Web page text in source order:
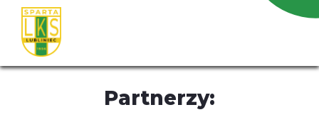
Partnerzy: